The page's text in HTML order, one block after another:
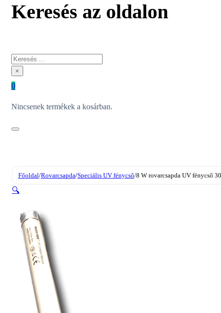
Keresés az oldalon
Keresés
×
0
Nincsenek termékek a kosárban.
Főoldal/Rovarcsapda/Speciális UV fénycső/8 W rovarcsapda UV fénycső
🔍